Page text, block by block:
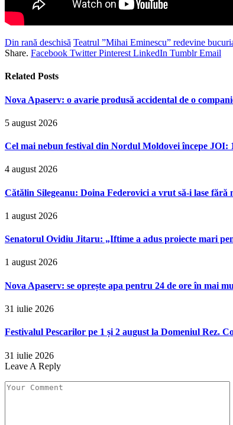
Din rană deschisă Teatrul ”Mihai Eminescu” redevine
Share. Facebook Twitter Pinterest LinkedIn Tumblr Email
Related Posts
Nova Apaserv: o avarie produsă accidental de o
5 august 2026
Cel mai nebun festival din Nordul Moldovei începe JOI:
4 august 2026
Cătălin Silegeanu: Doina Federovici a vrut să-i lase
1 august 2026
Senatorul Ovidiu Jitaru: „Iftime a adus proiecte mari
1 august 2026
Nova Apaserv: se oprește apa pentru 24 de ore în mai
31 iulie 2026
Festivalul Pescarilor pe 1 și 2 august la Domeniul Rez.
31 iulie 2026
Leave A Reply